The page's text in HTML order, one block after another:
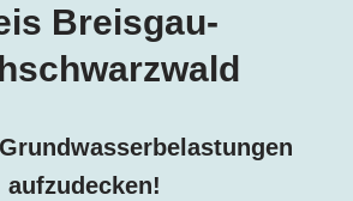
Breisgau-
aufzudecken!